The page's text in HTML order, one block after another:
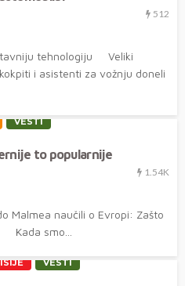
512
tehnologiju Veliki
i asistenti za vožnju doneli
VESTI
to popularnije
1.54K
Malmea naučili o Evropi: Zašto
smo...
VESTI